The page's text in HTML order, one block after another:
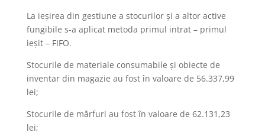
La ieşirea din gestiune a stocurilor şi a altor active
fungibile s-a aplicat metoda primul intrat – primul
ieşit – FIFO.
Stocurile de materiale consumabile şi obiecte de
inventar din magazie au fost în valoare de 56.337,99
lei;
Stocurile de mărfuri au fost în valoare de 62.131,23
lei;